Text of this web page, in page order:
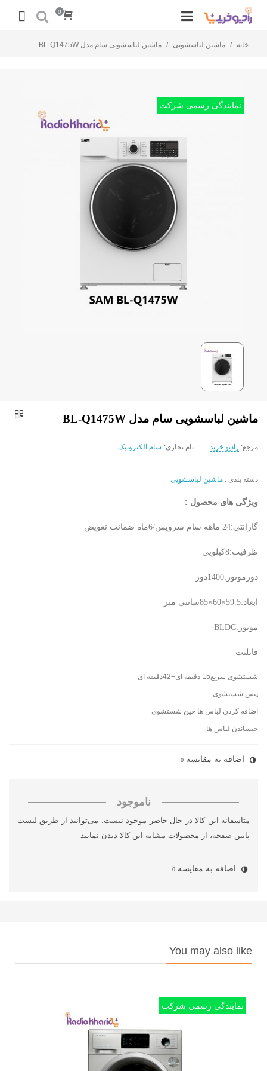
0
خانه / ماشین لباسشویی / ماشین لباسشویی سام مدل BL-Q1475W
نمایندگی رسمی شرکت
ماشین لباسشویی سام مدل BL-Q1475W
مرجع: رادیو خرید نام تجاری: سام الکترونیک
دسته بندی : ماشین لباسشویی
ویژگی های محصول :
گارانتی:24 ماهه سام سرویس/6ماه ضمانت تعویض
ظرفیت:8کیلویی
دورموتور:1400دور
ابعاد:59.5×60×85سانتی متر
موتور:BLDC
قابلیت
شستشوی سریع15 دقیقه ای+42دقیقه ای
پیش شستشوی
اضافه کردن لباس ها حین شستشوی
خیساندن لباس ها
اضافه به مقایسه 0
ناموجود
متاسفانه این کالا در حال حاضر موجود نیست. می‌توانید از طریق لیست
پایین صفحه، از محصولات مشابه این کالا دیدن نمایید
اضافه به مقایسه 0
You may also like
نمایندگی رسمی شرکت